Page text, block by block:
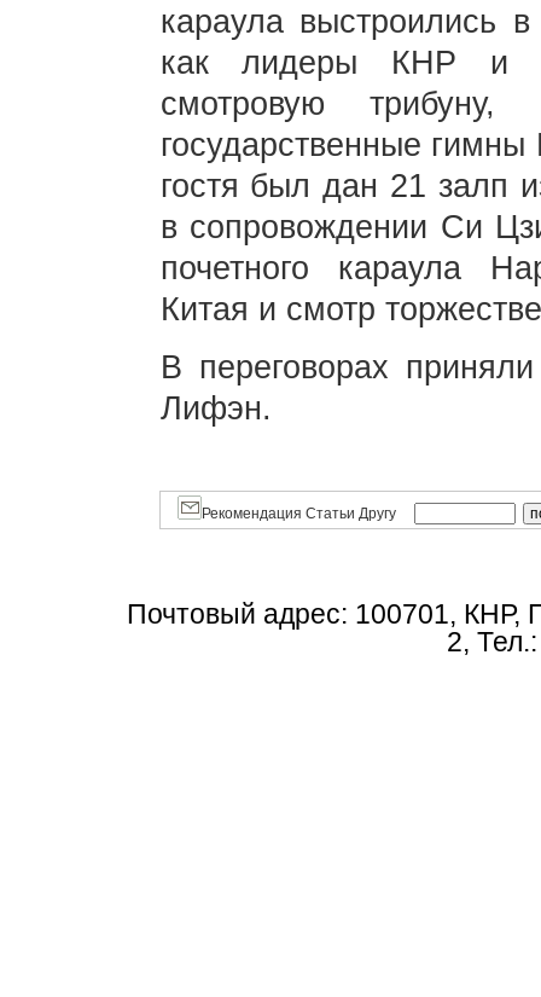
караула выстроились
как лидеры КНР и
смотровую трибуну,
государственные
гостя был дан 21 залп
в сопровождении Си
почетного караула
Китая и смотр
В переговорах
Лифэн.
Рекомендация Статьи Другу
Почтовый адрес: 100701, КНР,
2,